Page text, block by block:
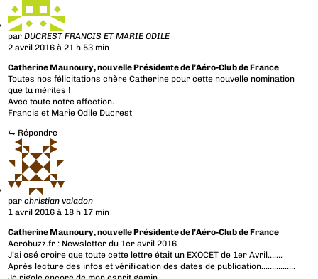
parDUCREST FRANCIS ET MARIE ODILE
2 avril 2016 à 21 h 53 min
Catherine Maunoury, nouvelle Présidente de l’Aéro-Club de France
Toutes nos félicitations chère Catherine pour cette nouvelle nomination
que tu mérites !
Avec toute notre affection.
Francis et Marie Odile Ducrest
⮑ Répondre
parchristian valadon
1 avril 2016 à 18 h 17 min
Catherine Maunoury, nouvelle Présidente de l’Aéro-Club de France
Aerobuzz.fr : Newsletter du 1er avril 2016
J’ai osé croire que toute cette lettre était un EXOCET de 1er Avril…….
Après lecture des infos et vérification des dates de publication…………….